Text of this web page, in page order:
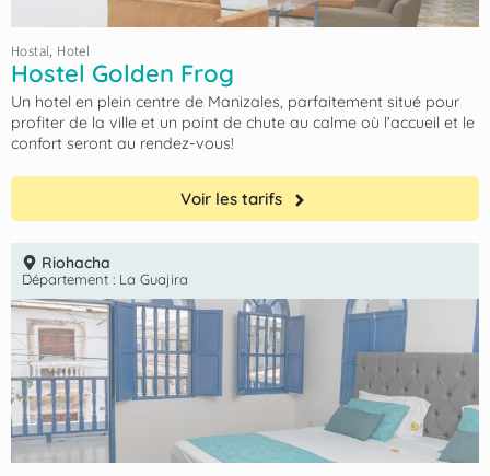
Hostal, Hotel
Hostel Golden Frog
Un hotel en plein centre de Manizales, parfaitement situé pour
profiter de la ville et un point de chute au calme où l’accueil et le
confort seront au rendez-vous!
Voir les tarifs
Riohacha
Département : La Guajira